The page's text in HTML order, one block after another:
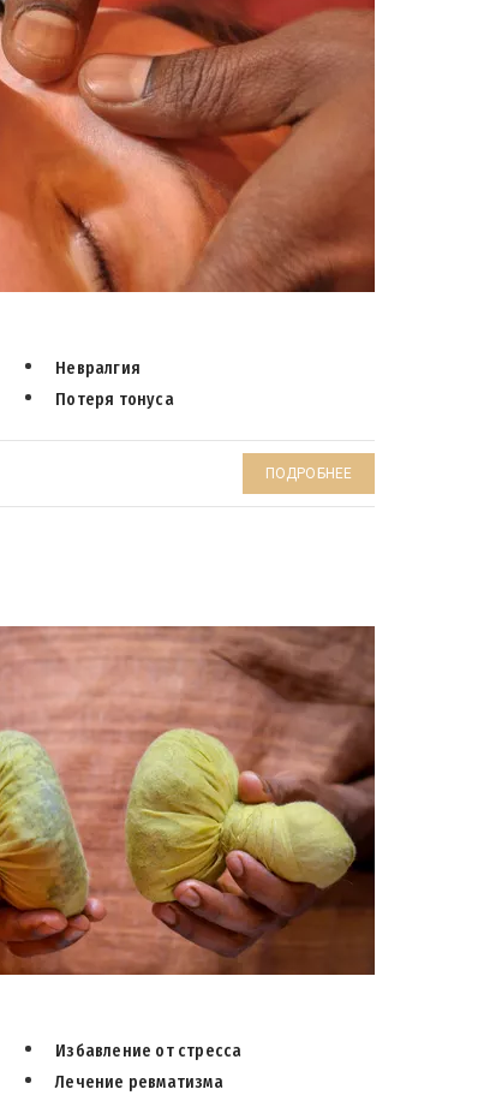
Невралгия
Потеря тонуса
ПОДРОБНЕЕ
Избавление от стресса
Лечение ревматизма